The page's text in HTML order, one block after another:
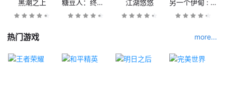
黑潮之上 糖豆人：终极淘汰赛 江湖悠悠 另一个伊甸 : 超越时空的猫
热门游戏 more...